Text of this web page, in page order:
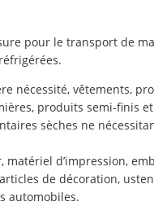
pour le transport de
nécessité, vêtements,
produits semi-finis
sèches ne
matériel d’impression,
de décoration,
automobiles.